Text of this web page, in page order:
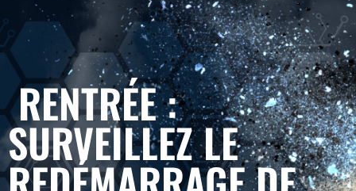
RENTRÉE :
SURVEILLEZ LE